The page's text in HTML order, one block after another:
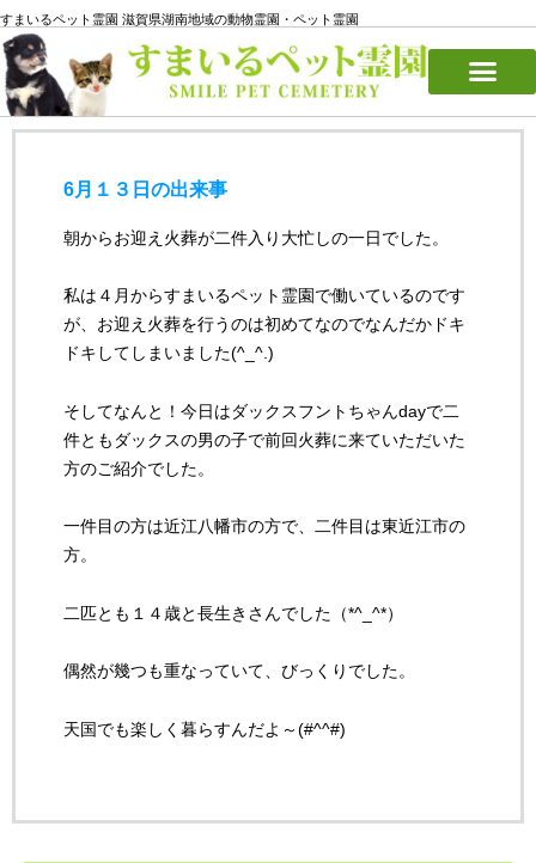
すまいるペット霊園 滋賀県湖南地域の動物霊園・ペット霊園
6月１３日の出来事
朝からお迎え火葬が二件入り大忙しの一日でした。
私は４月からすまいるペット霊園で働いているのです
が、お迎え火葬を行うのは初めてなのでなんだかドキ
ドキしてしまいました(^_^.)
そしてなんと！今日はダックスフントちゃんdayで二
件ともダックスの男の子で前回火葬に来ていただいた
方のご紹介でした。
一件目の方は近江八幡市の方で、二件目は東近江市の
方。
二匹とも１４歳と長生きさんでした（*^_^*）
偶然が幾つも重なっていて、びっくりでした。
天国でも楽しく暮らすんだよ～(#^^#)